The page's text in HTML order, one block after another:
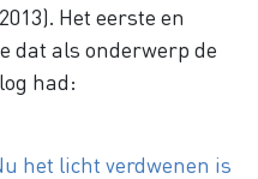
Het eerste en
dat als onderwerp de
had:
het licht verdwenen is